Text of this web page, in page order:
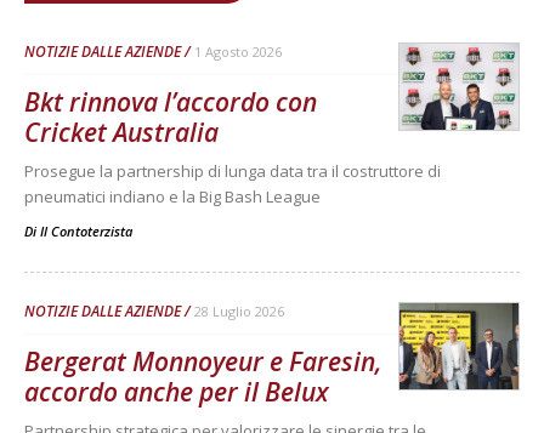
NOTIZIE DALLE AZIENDE 1 Agosto 2026
Bkt rinnova l’accordo con
Cricket Australia
Prosegue la partnership di lunga data tra il costruttore di
pneumatici indiano e la Big Bash League
Di Il Contoterzista
NOTIZIE DALLE AZIENDE 28 Luglio 2026
Bergerat Monnoyeur e Faresin,
accordo anche per il Belux